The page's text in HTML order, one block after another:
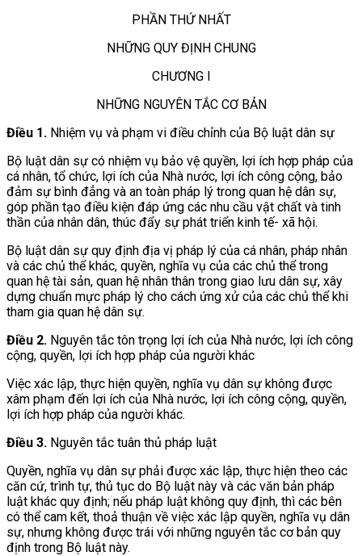
PHẦN THỨ NHẤT
NHỮNG QUY ĐỊNH CHUNG
CHƯƠNG I
NHỮNG NGUYÊN TẮC CƠ BẢN
Điều 1. Nhiệm vụ và phạm vi điều chỉnh của Bộ luật dân sự
Bộ luật dân sự có nhiệm vụ bảo vệ quyền, lợi ích hợp pháp của
cá nhân, tổ chức, lợi ích của Nhà nước, lợi ích công cộng, bảo
đảm sự bình đẳng và an toàn pháp lý trong quan hệ dân sự,
góp phần tạo điều kiện đáp ứng các nhu cầu vật chất và tinh
thần của nhân dân, thúc đẩy sự phát triển kinh tế- xã hội.
Bộ luật dân sự quy định địa vị pháp lý của cá nhân, pháp nhân
và các chủ thể khác, quyền, nghĩa vụ của các chủ thể trong
quan hệ tài sản, quan hệ nhân thân trong giao lưu dân sự, xây
dựng chuẩn mực pháp lý cho cách ứng xử của các chủ thể khi
tham gia quan hệ dân sự.
Điều 2. Nguyên tắc tôn trọng lợi ích của Nhà nước, lợi ích công
cộng, quyền, lợi ích hợp pháp của người khác
Việc xác lập, thực hiện quyền, nghĩa vụ dân sự không được
xâm phạm đến lợi ích của Nhà nước, lợi ích công cộng, quyền,
lợi ích hợp pháp của người khác.
Điều 3. Nguyên tắc tuân thủ pháp luật
Quyền, nghĩa vụ dân sự phải được xác lập, thực hiện theo các
căn cứ, trình tự, thủ tục do Bộ luật này và các văn bản pháp
luật khác quy định; nếu pháp luật không quy định, thì các bên
có thể cam kết, thoả thuận về việc xác lập quyền, nghĩa vụ dân
sự, nhưng không được trái với những nguyên tắc cơ bản quy
định trong Bộ luật này.